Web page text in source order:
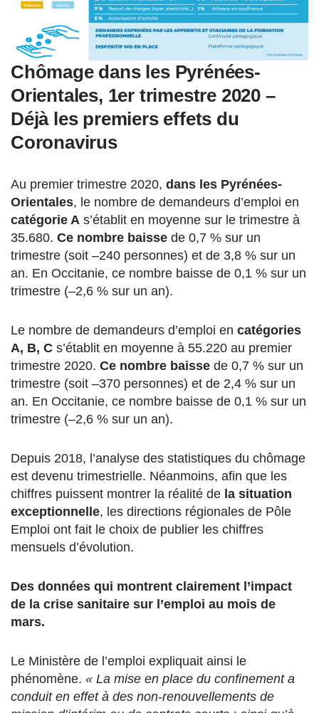
Chômage dans les Pyrénées-
Orientales, 1er trimestre 2020 –
Déjà les premiers effets du
Coronavirus
Au premier trimestre 2020, dans les Pyrénées-
Orientales, le nombre de demandeurs d’emploi en
catégorie A s’établit en moyenne sur le trimestre à
35.680. Ce nombre baisse de 0,7 % sur un
trimestre (soit –240 personnes) et de 3,8 % sur un
an. En Occitanie, ce nombre baisse de 0,1 % sur un
trimestre (–2,6 % sur un an).
Le nombre de demandeurs d’emploi en catégories
A, B, C s’établit en moyenne à 55.220 au premier
trimestre 2020. Ce nombre baisse de 0,7 % sur un
trimestre (soit –370 personnes) et de 2,4 % sur un
an. En Occitanie, ce nombre baisse de 0,1 % sur un
trimestre (–2,6 % sur un an).
Depuis 2018, l’analyse des statistiques du chômage
est devenu trimestrielle. Néanmoins, afin que les
chiffres puissent montrer la réalité de la situation
exceptionnelle, les directions régionales de Pôle
Emploi ont fait le choix de publier les chiffres
mensuels d’évolution.
Des données qui montrent clairement l’impact
de la crise sanitaire sur l’emploi au mois de
mars.
Le Ministère de l’emploi expliquait ainsi le
phénomène. « La mise en place du confinement a
conduit en effet à des non-renouvellements de